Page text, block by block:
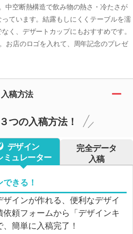
中空断熱構造で飲み物の熱さ・冷たさが
ています。結露もしにくくテーブルを濡
く、デザートカップにもおすすめです。
お店のロゴを入れて、周年記念のプレゼ
稿方法
つの入稿方法！
デザイン
ミュレーター
完全データ
入稿
きる！
インが作れる、便利なデザイ
頼フォームから「デザインキ
簡単に入稿完了！